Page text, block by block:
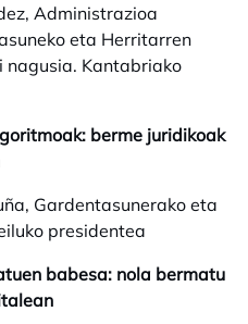
Administrazioa
eta Herritarren
nagusia. Kantabriako
berme juridikoak
Gardentasunerako eta
presidentea
babesa: nola bermatu